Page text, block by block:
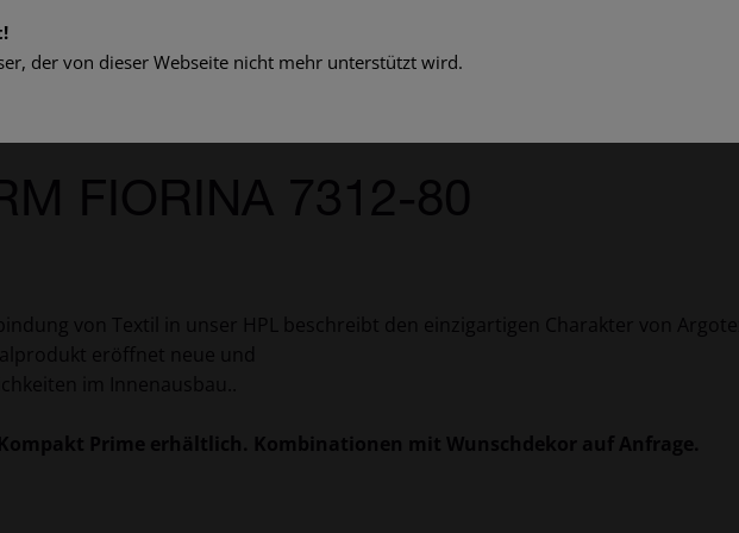
FIORINA 7312-80
von Textil in unser HPL beschreibt den einzigartigen Charakter von
eröffnet neue und
im Innenausbau..
Prime erhältlich. Kombinationen mit Wunschdekor auf Anfrage.
der von dieser Webseite nicht mehr unterstützt wird.